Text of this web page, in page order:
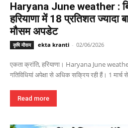
Haryana June weather :
हरियाणा में 18 प्रतिशत
मौसम अपडेट
कृषि मौसम ekta kranti - 02/06/2026
एकता क्रांति, हरियाणा। Haryana June
गतिविधियां अपेक्षा से अधिक सक्रिय रही हैं। 1 मार्च
Read more